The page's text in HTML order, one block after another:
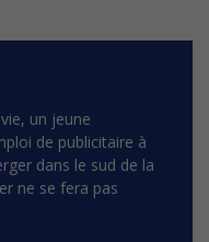
un jeune
de publicitaire à
dans le sud de la
ne se fera pas